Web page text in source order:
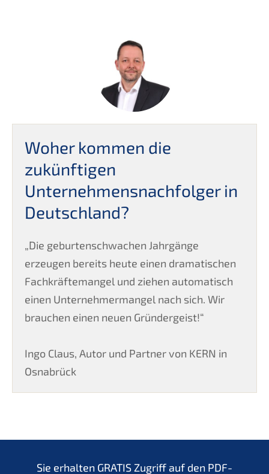
Woher kommen die
zukünftigen
Unternehmensnachfolger in
Deutschland?
„Die geburtenschwachen Jahrgänge
erzeugen bereits heute einen dramatischen
Fachkräftemangel und ziehen automatisch
einen Unternehmermangel nach sich. Wir
brauchen einen neuen Gründergeist!“
Ingo Claus, Autor und Partner von KERN in
Osnabrück
Sie erhalten GRATIS Zugriff auf den PDF-